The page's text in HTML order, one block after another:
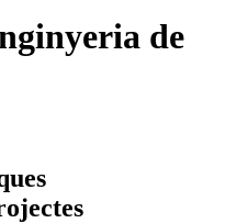
de